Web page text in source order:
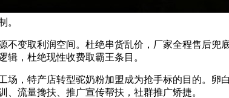
。
取利润空间。杜绝串货乱价，厂家全程售后兜
辑，杜绝现性收费取霸王条目。
特产店转型驼奶粉加盟成为抢手标的目的。卵
、流量搀扶、推广宣传帮扶，社群推广矫捷。